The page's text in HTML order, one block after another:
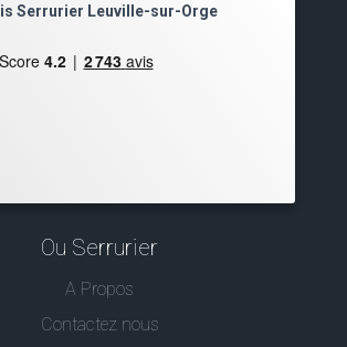
Serrurier Leuville-sur-Orge
Ou Serrurier
A Propos
Contactez nous